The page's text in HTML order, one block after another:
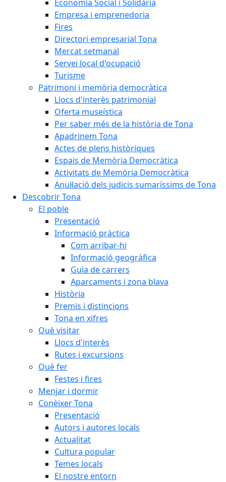
Economia Social i Solidària
Empresa i emprenedoria
Fires
Directori empresarial Tona
Mercat setmanal
Servei local d'ocupació
Turisme
Patrimoni i memòria democràtica
Llocs d'interès patrimonial
Oferta museística
Per saber més de la història de Tona
Apadrinem Tona
Actes de plens històriques
Espais de Memòria Democràtica
Activitats de Memòria Democràtica
Anul·lació dels judicis sumaríssims de Tona
Descobrir Tona
El poble
Presentació
Informació pràctica
Com arribar-hi
Informació geogràfica
Guia de carrers
Aparcaments i zona blava
Història
Premis i distincions
Tona en xifres
Què visitar
Llocs d'interès
Rutes i excursions
Què fer
Festes i fires
Menjar i dormir
Conèixer Tona
Presentació
Autors i autores locals
Actualitat
Cultura popular
Temes locals
El nostre entorn